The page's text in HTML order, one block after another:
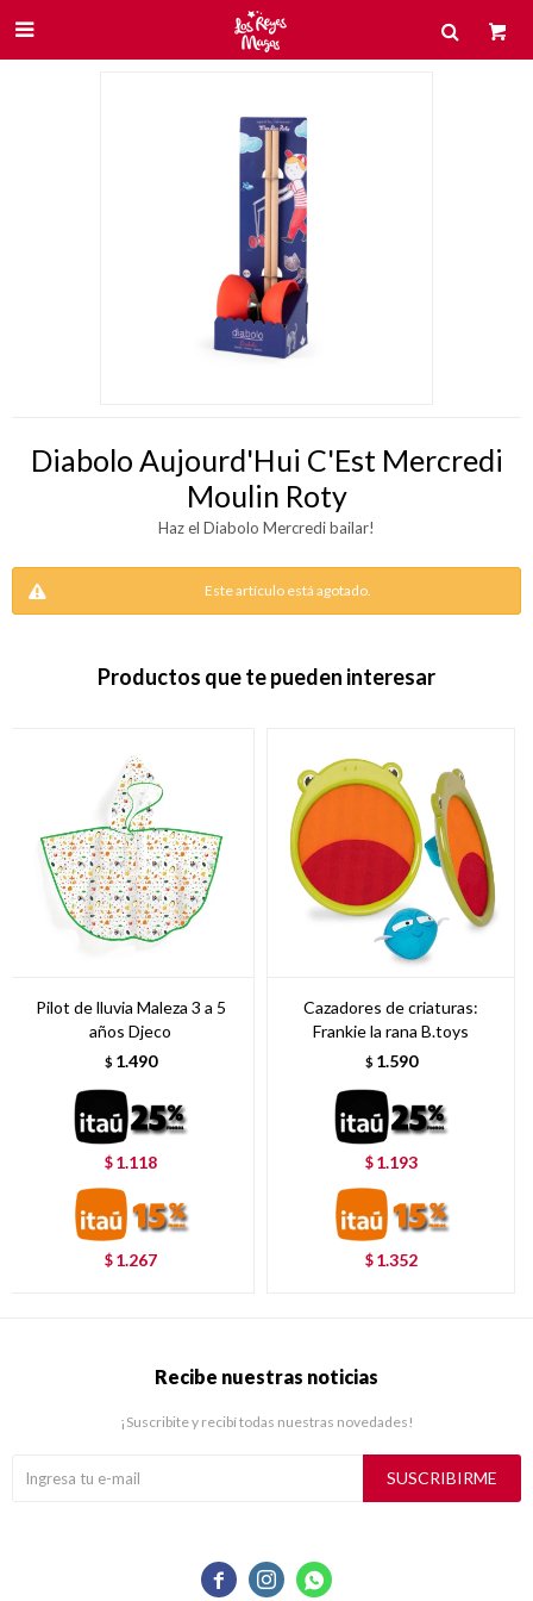

Diabolo Aujourd'Hui C'Est Mercredi
Moulin Roty
Haz el Diabolo Mercredi bailar!
Este artículo está agotado.
Productos que te pueden interesar
Pilot de lluvia Maleza 3 a 5
años Djeco
$ 1.490
$ 1.118
$ 1.267
Cazadores de criaturas:
Frankie la rana B.toys
$ 1.590
$ 1.193
$ 1.352
  
Recibe nuestras noticias
¡Suscribite y recibí todas nuestras novedades!
SUSCRIBIRME